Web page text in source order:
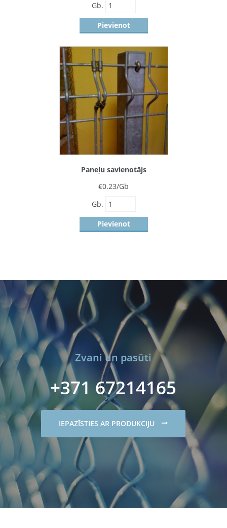
Gb.
Pievienot
Paneļu savienotājs
€0.23/Gb
Gb.
Pievienot
Zvani un pasūti
+371 67214165
IEPAZĪSTIES AR PRODUKCIJU